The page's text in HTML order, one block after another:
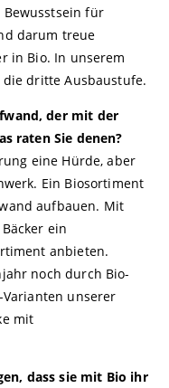
für
darum treue
in Bio. In unserem
dritte Ausbaustufe.
der mit der
raten Sie denen?
eine Hürde, aber
Ein Biosortiment
aufbauen. Mit
ein
anbieten.
noch durch Bio-
unserer
mit
dass sie mit Bio ihr